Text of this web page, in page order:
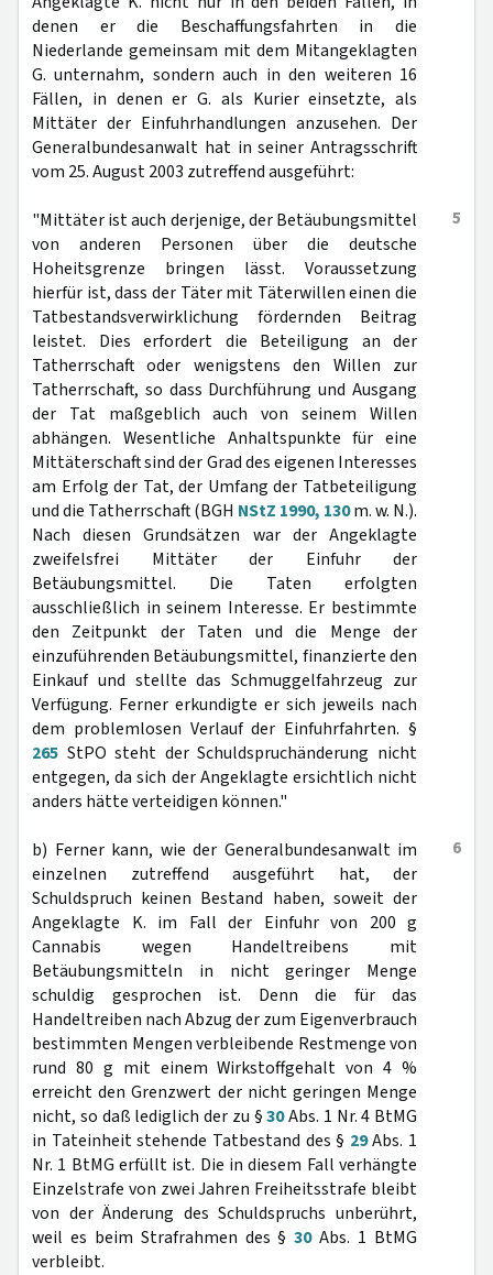
denen er die Beschaffungsfahrten in die
Niederlande gemeinsam mit dem Mitangeklagten
G. unternahm, sondern auch in den weiteren 16
Fällen, in denen er G. als Kurier einsetzte, als
Mittäter der Einfuhrhandlungen anzusehen. Der
Generalbundesanwalt hat in seiner Antragsschrift
vom 25. August 2003 zutreffend ausgeführt:
5
"Mittäter ist auch derjenige, der Betäubungsmittel
von anderen Personen über die deutsche
Hoheitsgrenze bringen lässt. Voraussetzung
hierfür ist, dass der Täter mit Täterwillen einen die
Tatbestandsverwirklichung fördernden Beitrag
leistet. Dies erfordert die Beteiligung an der
Tatherrschaft oder wenigstens den Willen zur
Tatherrschaft, so dass Durchführung und Ausgang
der Tat maßgeblich auch von seinem Willen
abhängen. Wesentliche Anhaltspunkte für eine
Mittäterschaft sind der Grad des eigenen Interesses
am Erfolg der Tat, der Umfang der Tatbeteiligung
und die Tatherrschaft (BGH NStZ 1990, 130m. w. N.).
Nach diesen Grundsätzen war der Angeklagte
zweifelsfrei Mittäter der Einfuhr der
Betäubungsmittel. Die Taten erfolgten
ausschließlich in seinem Interesse. Er bestimmte
den Zeitpunkt der Taten und die Menge der
einzuführenden Betäubungsmittel, finanzierte den
Einkauf und stellte das Schmuggelfahrzeug zur
Verfügung. Ferner erkundigte er sich jeweils nach
dem problemlosen Verlauf der Einfuhrfahrten. §
265 StPO steht der Schuldspruchänderung nicht
entgegen, da sich der Angeklagte ersichtlich nicht
anders hätte verteidigen können."
6
b) Ferner kann, wie der Generalbundesanwalt im
einzelnen zutreffend ausgeführt hat, der
Schuldspruch keinen Bestand haben, soweit der
Angeklagte K. im Fall der Einfuhr von 200 g
Cannabis wegen Handeltreibens mit
Betäubungsmitteln in nicht geringer Menge
schuldig gesprochen ist. Denn die für das
Handeltreiben nach Abzug der zum Eigenverbrauch
bestimmten Mengen verbleibende Restmenge von
rund 80 g mit einem Wirkstoffgehalt von 4 %
erreicht den Grenzwert der nicht geringen Menge
nicht, so daß lediglich der zu §30Abs. 1 Nr. 4 BtMG
in Tateinheit stehende Tatbestand des § 29Abs. 1
Nr. 1 BtMG erfüllt ist. Die in diesem Fall verhängte
Einzelstrafe von zwei Jahren Freiheitsstrafe bleibt
von der Änderung des Schuldspruchs unberührt,
weil es beim Strafrahmen des §30Abs. 1 BtMG
verbleibt.